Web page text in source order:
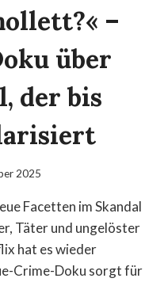
–
über
der bis
2025
Facetten im Skandal
Täter und ungelöster
hat es wieder
Crime-Doku sorgt für